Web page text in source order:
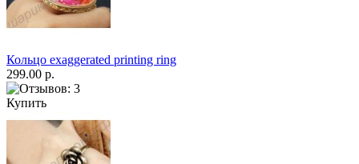
Кольцо exaggerated printing ring
299.00 р.
Купить